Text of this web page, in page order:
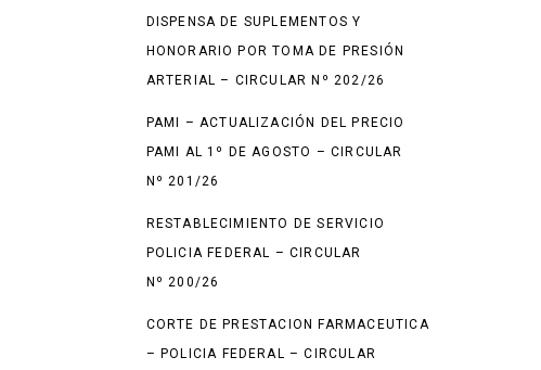
DISPENSA DE SUPLEMENTOS Y
HONORARIO POR TOMA DE PRESIÓN
ARTERIAL – CIRCULAR Nº 202/26
PAMI – ACTUALIZACIÓN DEL PRECIO
PAMI AL 1º DE AGOSTO – CIRCULAR
Nº 201/26
RESTABLECIMIENTO DE SERVICIO
POLICIA FEDERAL – CIRCULAR
Nº 200/26
CORTE DE PRESTACION FARMACEUTICA
– POLICIA FEDERAL – CIRCULAR